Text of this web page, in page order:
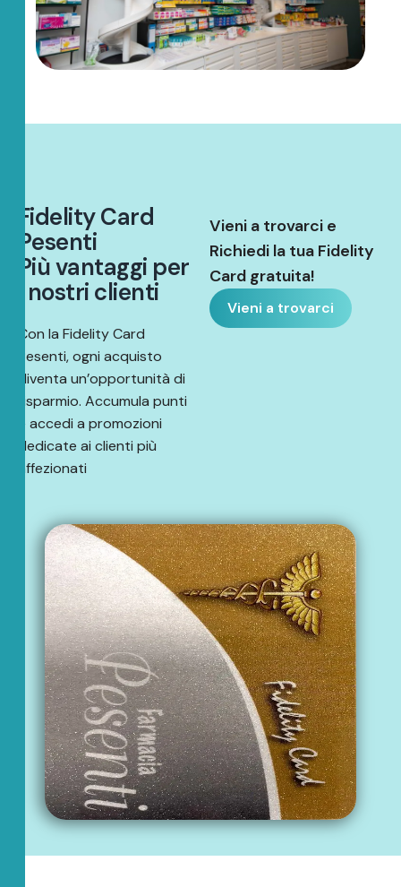
FidelityCard
Pesenti
Piùvantaggi per
nostri clienti
Con la Fidelity Card
Pesenti, ogni acquisto
diventa un’opportunità di
risparmio. Accumula punti
e accedi a promozioni
dedicate ai clienti più
affezionati
Vieni a trovarci e
Richiedi la tua Fidelity
Card gratuita!
Vieni a trovarci